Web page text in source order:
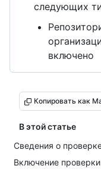
следующих
включено
Копировать как
В этой статье
Сведения о
Включение